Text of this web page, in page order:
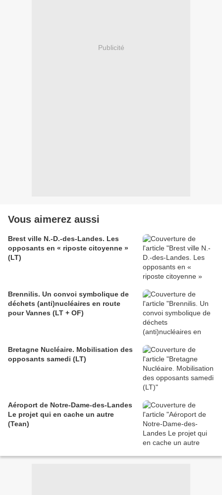
Publicité
Vous aimerez aussi
Brest ville N.-D.-des-Landes. Les
opposants en « riposte citoyenne »
(LT)
Brennilis. Un convoi symbolique de
déchets (anti)nucléaires en route
pour Vannes (LT + OF)
Bretagne Nucléaire. Mobilisation des
opposants samedi (LT)
Aéroport de Notre-Dame-des-Landes
Le projet qui en cache un autre
(Tean)